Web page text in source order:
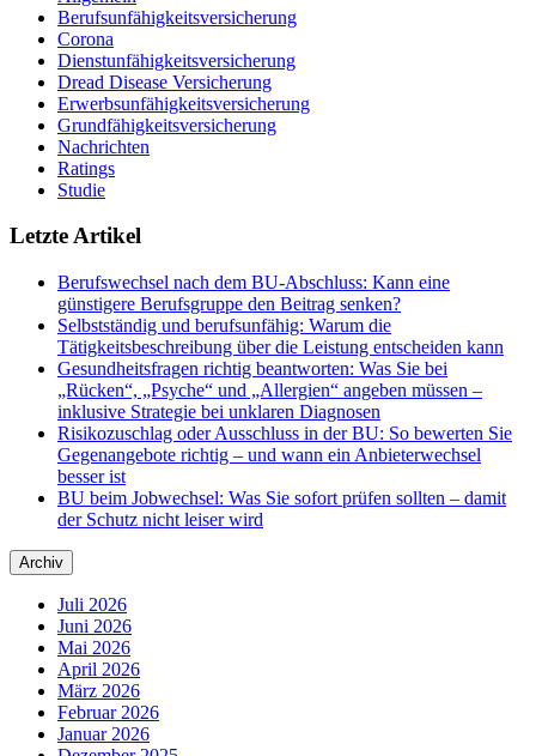
Berufsunfähigkeitsversicherung
Corona
Dienstunfähigkeitsversicherung
Dread Disease Versicherung
Erwerbsunfähigkeitsversicherung
Grundfähigkeitsversicherung
Nachrichten
Ratings
Studie
Letzte Artikel
Berufswechsel nach dem BU-Abschluss: Kann eine
günstigere Berufsgruppe den Beitrag senken?
Selbstständig und berufsunfähig: Warum die
Tätigkeitsbeschreibung über die Leistung entscheiden kann
Gesundheitsfragen richtig beantworten: Was Sie bei
„Rücken“, „Psyche“ und „Allergien“ angeben müssen –
inklusive Strategie bei unklaren Diagnosen
Risikozuschlag oder Ausschluss in der BU: So bewerten Sie
Gegenangebote richtig – und wann ein Anbieterwechsel
besser ist
BU beim Jobwechsel: Was Sie sofort prüfen sollten – damit
der Schutz nicht leiser wird
Archiv
Juli 2026
Juni 2026
Mai 2026
April 2026
März 2026
Februar 2026
Januar 2026